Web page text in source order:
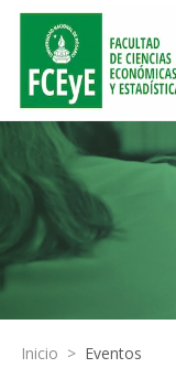
Inicio > Eventos